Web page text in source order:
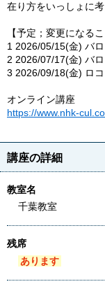
在り方をいっしょに
【予定；変更になる
1 2026/05/15(金) バロ
2 2026/07/17(金) バ
3 2026/09/18(金) ロ
オンライン講座
https://www.nhk-
講座の詳細
教室名
千葉教室
残席
あります